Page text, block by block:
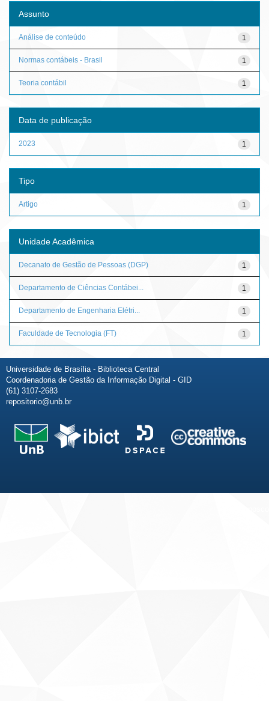
Assunto
1
Análise de conteúdo
1
Normas contábeis - Brasil
1
Teoria contábil
Data de publicação
1
2023
Tipo
1
Artigo
Unidade Acadêmica
1
Decanato de Gestão de Pessoas (DGP)
1
Departamento de Ciências Contábei...
1
Departamento de Engenharia Elétri...
1
Faculdade de Tecnologia (FT)
Universidade de Brasília - Biblioteca Central
Coordenadoria de Gestão da Informação Digital - GID
(61) 3107-2683
repositorio@unb.br